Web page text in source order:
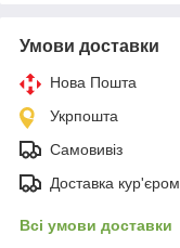
Умови доставки
Нова Пошта
Укрпошта
Самовивіз
Доставка кур'єром
Всі умови доставки